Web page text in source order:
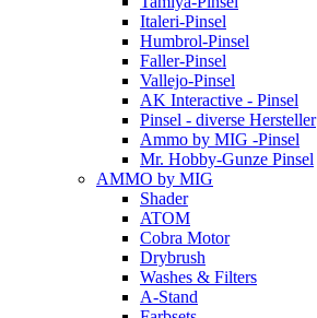
Italeri-Pinsel
Humbrol-Pinsel
Faller-Pinsel
Vallejo-Pinsel
AK Interactive - Pinsel
Pinsel - diverse Hersteller
Ammo by MIG -Pinsel
Mr. Hobby-Gunze Pinsel
AMMO by MIG
Shader
ATOM
Cobra Motor
Drybrush
Washes & Filters
A-Stand